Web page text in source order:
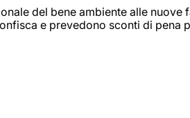
del bene ambiente alle
e prevedono sconti di pena